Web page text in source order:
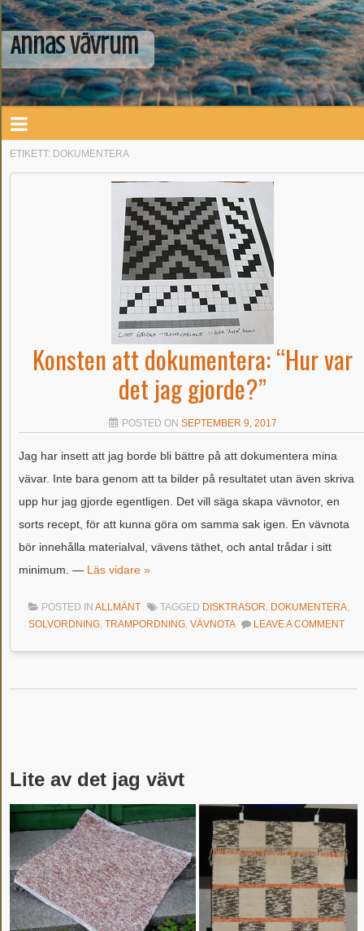
Annas Vävrum
ETIKETT: DOKUMENTERA
Konsten att dokumentera: “Hur var
det jag gjorde?”
POSTED ON SEPTEMBER 9, 2017
Jag har insett att jag borde bli bättre på att dokumentera mina
vävar. Inte bara genom att ta bilder på resultatet utan även skriva
upp hur jag gjorde egentligen. Det vill säga skapa vävnotor, en
sorts recept, för att kunna göra om samma sak igen. En vävnota
bör innehålla materialval, vävens täthet, och antal trådar i sitt
minimum. — Läs vidare »
POSTED IN ALLMÄNT TAGGED DISKTRASOR, DOKUMENTERA,
SOLVORDNING, TRAMPORDNING, VÄVNOTA LEAVE A COMMENT
Lite av det jag vävt